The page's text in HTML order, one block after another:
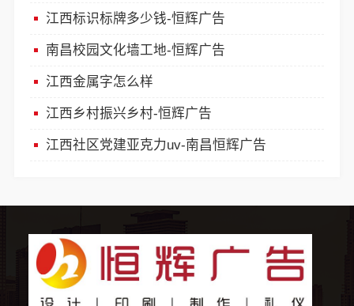
江西标识标牌多少钱-恒辉广告
南昌校园文化墙工地-恒辉广告
江西金属字怎么样
江西乡村振兴乡村-恒辉广告
江西社区党建亚克力uv-南昌恒辉广告